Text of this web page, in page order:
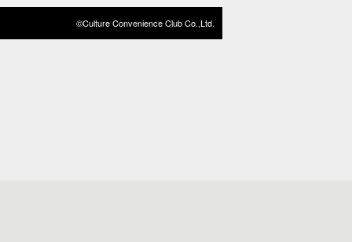
©Culture Convenience Club Co.,Ltd.